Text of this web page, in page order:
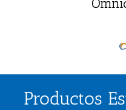
Productos